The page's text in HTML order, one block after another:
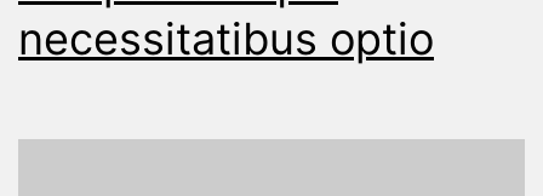
necessitatibus optio